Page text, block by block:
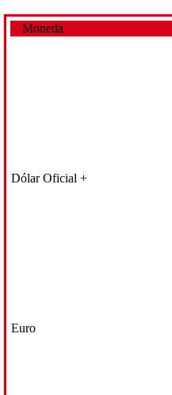
Moneda
Dólar Oficial +
Euro